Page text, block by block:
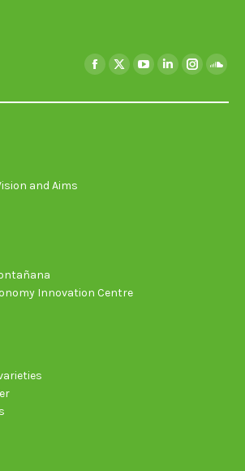
Facebook
X
YouTubeLinkedin
and Aims
Innovation Centre